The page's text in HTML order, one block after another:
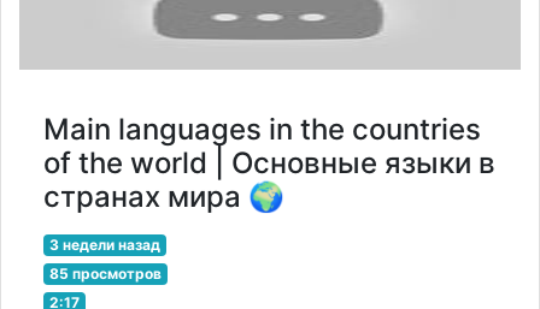
Main languages in the countries
of the world | Основные языки в
странах мира 🌍
3 недели назад
85 просмотров
2:17